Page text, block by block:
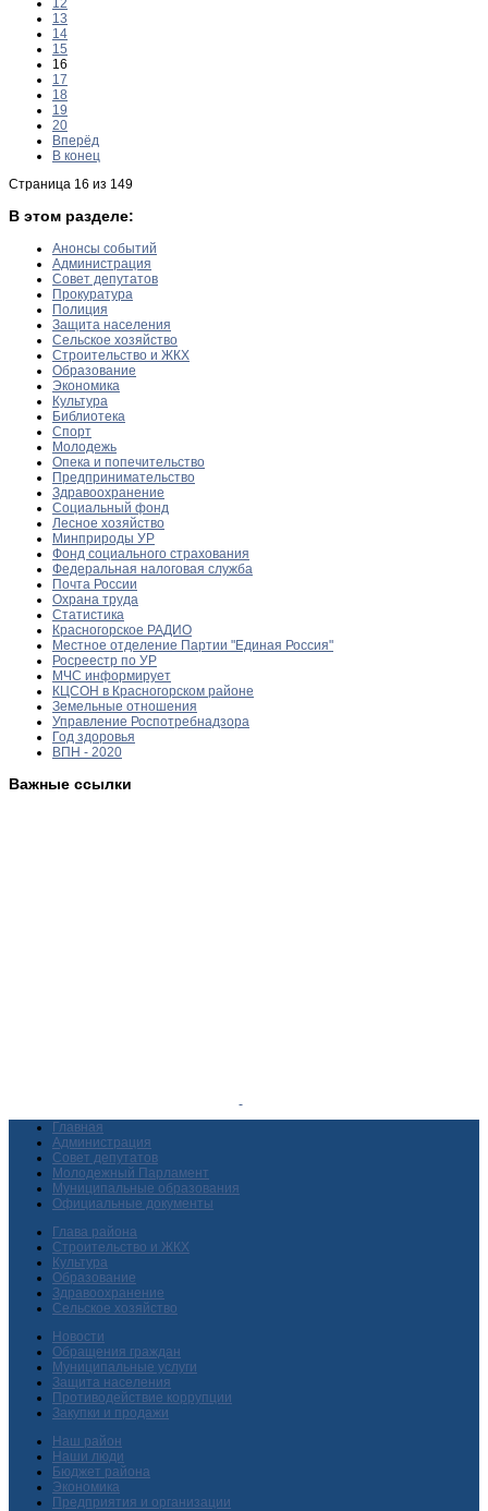
12
13
14
15
16
17
18
19
20
Вперёд
В конец
Страница 16 из 149
В этом разделе:
Анонсы событий
Администрация
Совет депутатов
Прокуратура
Полиция
Защита населения
Сельское хозяйство
Строительство и ЖКХ
Образование
Экономика
Культура
Библиотека
Спорт
Молодежь
Опека и попечительство
Предпринимательство
Здравоохранение
Социальный фонд
Лесное хозяйство
Минприроды УР
Фонд социального страхования
Федеральная налоговая служба
Почта России
Охрана труда
Статистика
Красногорское РАДИО
Местное отделение Партии "Единая Россия"
Росреестр по УР
МЧС информирует
КЦСОН в Красногорском районе
Земельные отношения
Управление Роспотребнадзора
Год здоровья
ВПН - 2020
Важные ссылки
Главная
Администрация
Совет депутатов
Молодежный Парламент
Муниципальные образования
Официальные документы
Глава района
Строительство и ЖКХ
Культура
Образование
Здравоохранение
Сельское хозяйство
Новости
Обращения граждан
Муниципальные услуги
Защита населения
Противодействие коррупции
Закупки и продажи
Наш район
Наши люди
Бюджет района
Экономика
Предприятия и организации